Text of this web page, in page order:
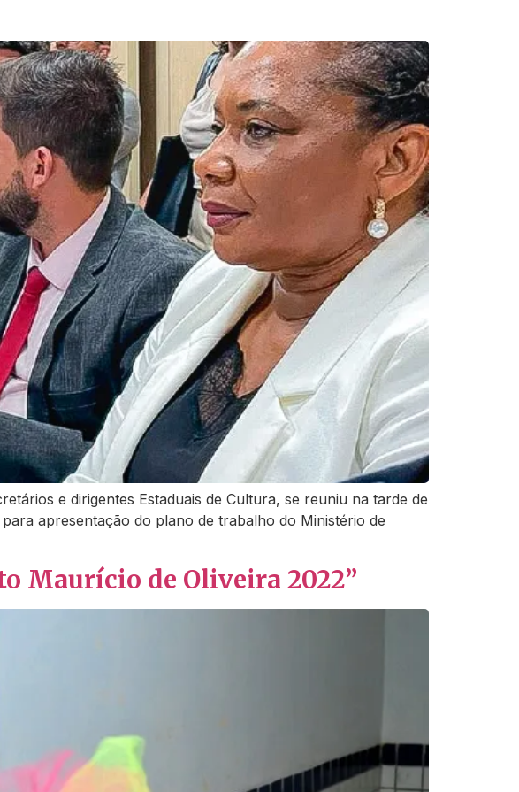
e dirigentes Estaduais de Cultura, se reuniu na tarde de
apresentação do plano de trabalho do Ministério de
Maurício de Oliveira 2022”